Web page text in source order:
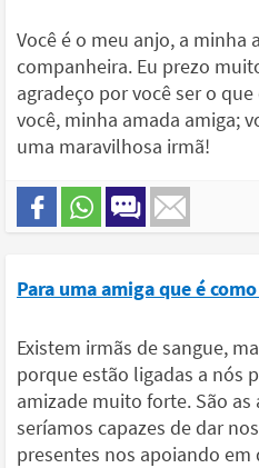
Você é o meu anjo, a minha
companheira. Eu prezo
agradeço por você ser o
você, minha amada amiga;
uma maravilhosa irmã!
Para uma amiga que é
Existem irmãs de sangue,
porque estão ligadas a nós
amizade muito forte. São as
seríamos capazes de dar
presentes nos apoiando